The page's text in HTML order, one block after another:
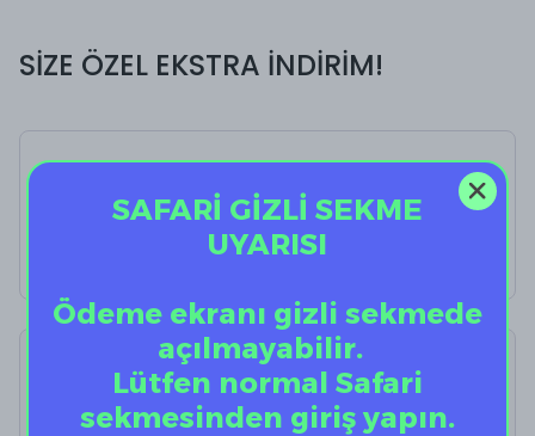
SİZE ÖZEL EKSTRA İNDİRİM!
%40
₺ 12.50 ₺ 7.50
AirPods Kulaklık
Temizleyici
SAFARİ GİZLİ SEKME
UYARISI
Ödeme ekranı gizli sekmede
açılmayabilir.
Lütfen normal Safari
sekmesinden giriş yapın.